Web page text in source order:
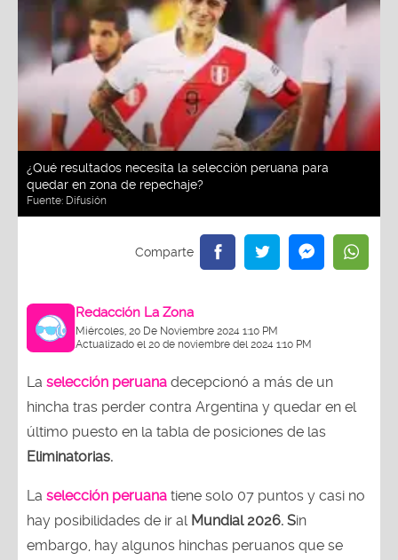
¿Qué resultados necesita la selección peruana para
quedar en zona de repechaje?
Fuente: Difusión
Redacción La Zona
Miércoles, 20 De Noviembre 2024 1:10 PM
Actualizado el 20 de noviembre del 2024 1:10 PM
La selección peruana decepcionó a más de un
hincha tras perder contra Argentina y quedar en el
último puesto en la tabla de posiciones de las
Eliminatorias.
La selección peruana tiene solo 07 puntos y casi no
hay posibilidades de ir al Mundial 2026. Sin
embargo, hay algunos hinchas peruanos que se